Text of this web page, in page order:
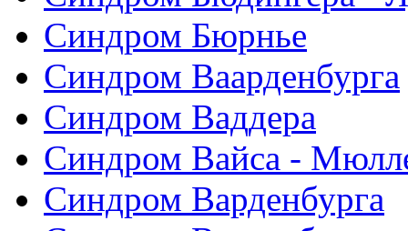
Синдром Бюрнье
Синдром Ваарденбурга
Синдром Ваддера
Синдром Вайса -
Синдром Варденбурга